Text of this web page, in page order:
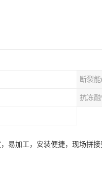
断裂
抗冻
易加工，安装便捷，现场拼